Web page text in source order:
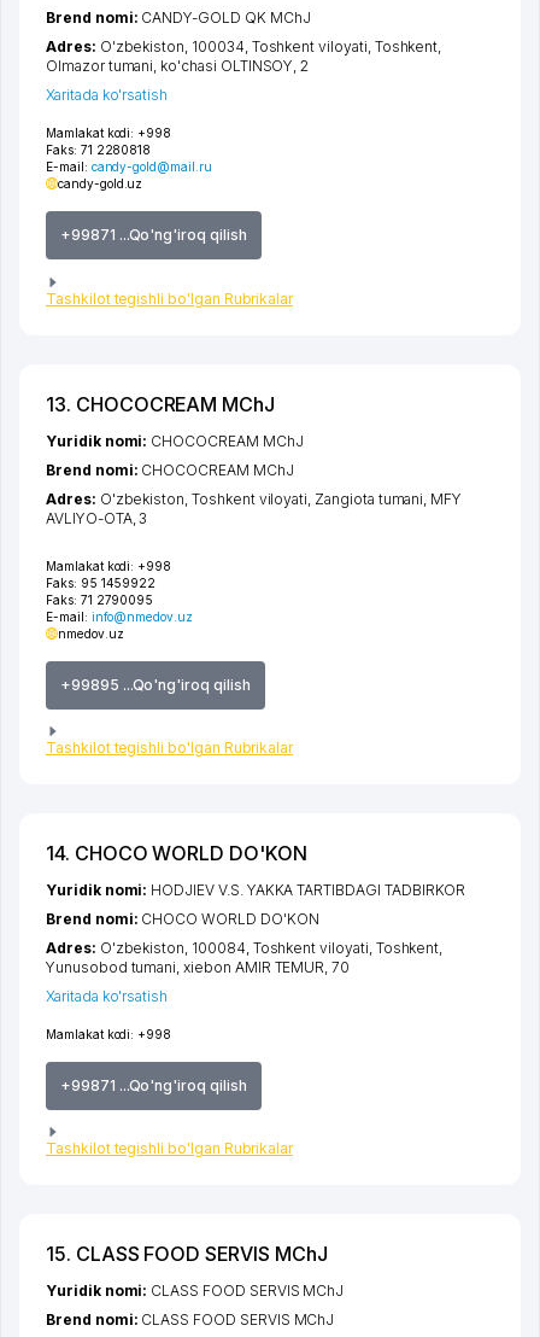
Mamlakat kodi: +998
Faks: 71 2280818
E-mail: candy-gold@mail.ru
candy-gold.uz
+99871 ...Qo'ng'iroq qilish
Tashkilot tegishli bo'lgan Rubrikalar
Brend nomi: CANDY-GOLD QK MChJ
Adres: O'zbekiston, 100034, Toshkent viloyati, Toshkent,
Olmazor tumani, ko'chasi OLTINSOY, 2
Xaritada ko'rsatish
13. CHOCOCREAM MChJ
Mamlakat kodi: +998
Faks: 95 1459922
Faks: 71 2790095
E-mail: info@nmedov.uz
nmedov.uz
+99895 ...Qo'ng'iroq qilish
Tashkilot tegishli bo'lgan Rubrikalar
Yuridik nomi: CHOCOCREAM MChJ
Brend nomi: CHOCOCREAM MChJ
Adres: O'zbekiston,Toshkent viloyati Zangiota tumani MFY
AVLIYO-OTA, 3
14. CHOCO WORLD DO'KON
Mamlakat kodi: +998
+99871 ...Qo'ng'iroq qilish
Tashkilot tegishli bo'lgan Rubrikalar
Yuridik nomi: HODJIEV V.S. YAKKA TARTIBDAGI TADBIRKOR
Brend nomi: CHOCO WORLD DO'KON
Adres: O'zbekiston, 100084, Toshkent viloyati Toshkent
Yunusobod tumani ,xiеbon AMIR TEMUR , 70
Xaritada ko'rsatish
15. CLASS FOOD SERVIS MChJ
Yuridik nomi: CLASS FOOD SERVIS MChJ
Brend nomi: CLASS FOOD SERVIS MChJ